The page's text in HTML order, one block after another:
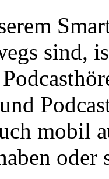
sind,
mobil